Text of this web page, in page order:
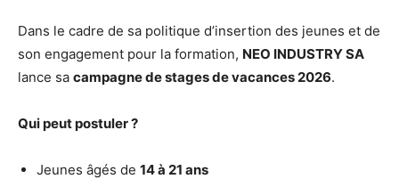
Dans le cadre de sa politique d’insertion des jeunes et de
son engagement pour la formation, NEO INDUSTRY SA
lance sa campagne de stages de vacances 2026.
Qui peut postuler ?
Jeunes âgés de 14 à 21 ans